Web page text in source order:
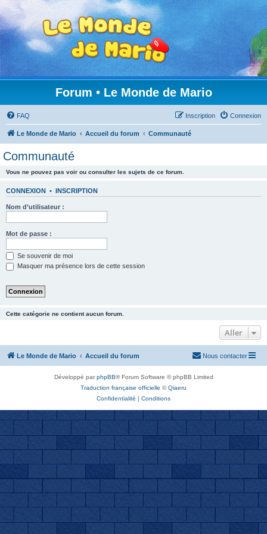
Forum • Le Monde de Mario
FAQ Connexion
Inscription
Le Monde de Mario Accueil du forum Communauté
Communauté
Vous ne pouvez pas voir ou consulter les sujets de ce forum.
CONNEXION • INSCRIPTION
Nom d’utilisateur :
Mot de passe :
Se souvenir de moi
Masquer ma présence lors de cette session
Cette catégorie ne contient aucun forum.
Aller
Le Monde de Mario Accueil du forum Nous contacter
Développé parphpBB® Forum Software © phpBB Limited
Traduction française officielle ©Qiaeru
Confidentialité | Conditions